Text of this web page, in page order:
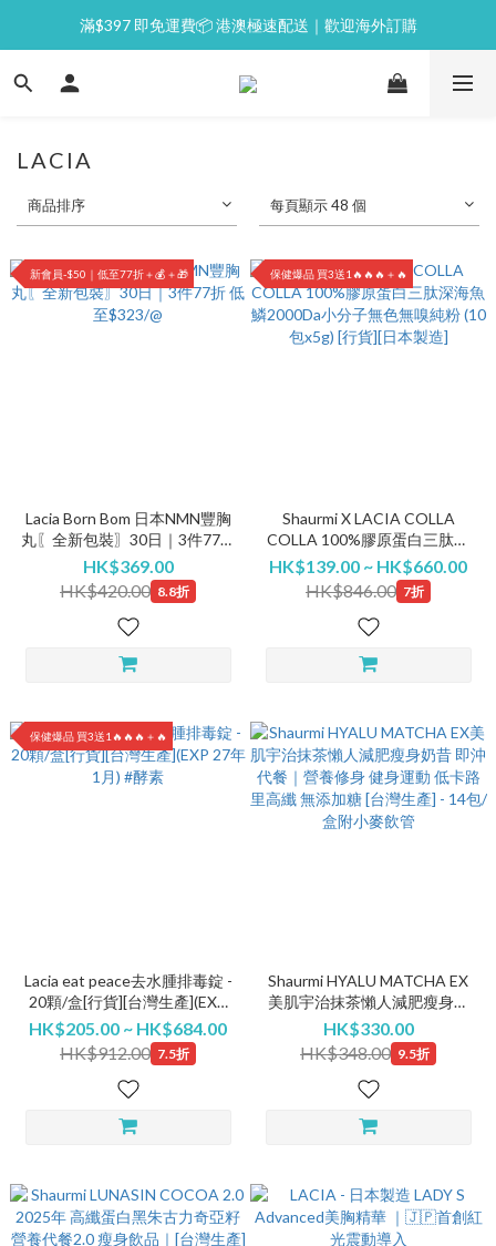
⭐逢星期一malluxe day｜7%購物金回贈
滿$397 即免運費📦 港澳極速配送｜歡迎海外訂購
💙新會員｜首單即減 $50💰
LACIA
商品排序 每頁顯示 48 個
新會員-$50｜低至77折＋💰＋🎁
Lacia Born Bom 日本NMN豐胸
丸〖全新包裝〗30日｜3件77折
低至$323/@
HK$369.00
HK$420.00 8.8折
保健爆品 買3送1🔥🔥🔥＋🔥
Shaurmi X LACIA COLLA
COLLA 100%膠原蛋白三肽深
海魚鱗2000Da小分子無色無嗅
純粉 (10包x5g) [行貨][日本製
造]
HK$139.00 ~ HK$660.00
HK$846.00 7折
保健爆品 買3送1🔥🔥🔥＋🔥
Lacia eat peace去水腫排毒錠 -
20顆/盒[行貨][台灣生產](EXP
27年1月) #酵素
HK$205.00 ~ HK$684.00
HK$912.00 7.5折
Shaurmi HYALU MATCHA EX
美肌宇治抹茶懶人減肥瘦身奶
昔 即沖代餐｜營養修身 健身運
動 低卡路里高纖 無添加糖 [台
灣生產] - 14包/盒附小麥飲管
HK$330.00
HK$348.00 9.5折